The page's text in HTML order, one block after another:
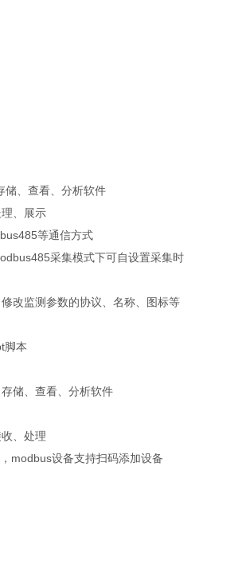
储、查看、分析软件
、展示
等通信方式
采集模式下可自设置采集时
改监测参数的协议、名称、图标等
脚本
储、查看、分析软件
、处理
modbus设备支持扫码添加设备